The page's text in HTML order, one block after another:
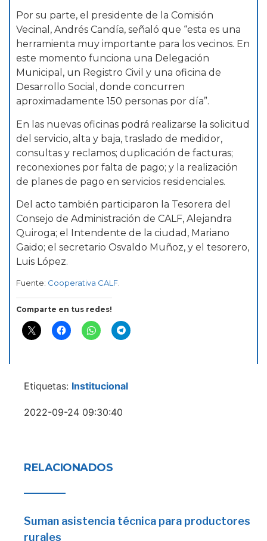
Por su parte, el presidente de la Comisión
Vecinal, Andrés Candía, señaló que “esta es una
herramienta muy importante para los vecinos. En
este momento funciona una Delegación
Municipal, un Registro Civil y una oficina de
Desarrollo Social, donde concurren
aproximadamente 150 personas por día”.
En las nuevas oficinas podrá realizarse la solicitud
del servicio, alta y baja, traslado de medidor,
consultas y reclamos; duplicación de facturas;
reconexiones por falta de pago; y la realización
de planes de pago en servicios residenciales.
Del acto también participaron la Tesorera del
Consejo de Administración de CALF, Alejandra
Quiroga; el Intendente de la ciudad, Mariano
Gaido; el secretario Osvaldo Muñoz, y el tesorero,
Luis López.
Fuente: Cooperativa CALF.
Comparte en tus redes!
Etiquetas: Institucional
2022-09-24 09:30:40
RELACIONADOS
Suman asistencia técnica para productores
rurales